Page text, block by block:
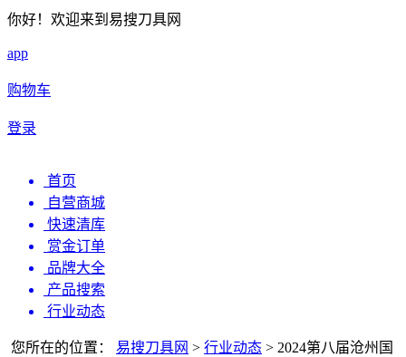
你好！欢迎来到易搜刀具网
app
购物车
登录
首页
自营商城
快速清库
赏金订单
品牌大全
产品搜索
行业动态
您所在的位置： 易搜刀具网 > 行业动态 > 2024第八届沧州国